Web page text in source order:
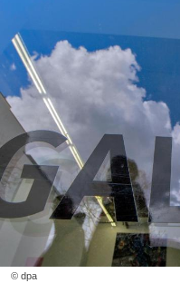
© dpa